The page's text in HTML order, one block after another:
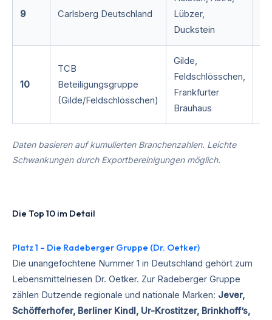
9 Carlsberg Deutschland
Lübzer,
Duckstein
10
TCB
Beteiligungsgruppe
(Gilde/Feldschlösschen)
Gilde,
Feldschlösschen,
Frankfurter
Brauhaus
Daten basieren auf kumulierten Branchenzahlen. Leichte
Schwankungen durch Exportbereinigungen möglich.
Die Top 10 im Detail
Platz 1 – Die Radeberger Gruppe (Dr. Oetker)
Die unangefochtene Nummer 1 in Deutschland gehört zum
Lebensmittelriesen Dr. Oetker. Zur Radeberger Gruppe
zählen Dutzende regionale und nationale Marken: Jever,
Schöfferhofer, Berliner Kindl, Ur-Krostitzer, Brinkhoff’s,